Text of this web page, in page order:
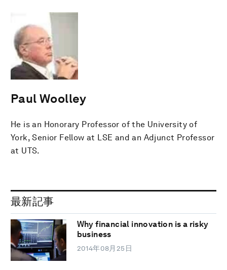
Paul Woolley
He is an Honorary Professor of the University of
York, Senior Fellow at LSE and an Adjunct Professor
at UTS.
最新記事
Why financial innovation is a risky
business
2014年08月25日